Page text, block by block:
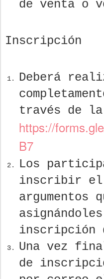
de venta o
Inscripción
Deberá
través de
https://
B7
Los
inscribir el
argumentos
inscripción
Una vez
de